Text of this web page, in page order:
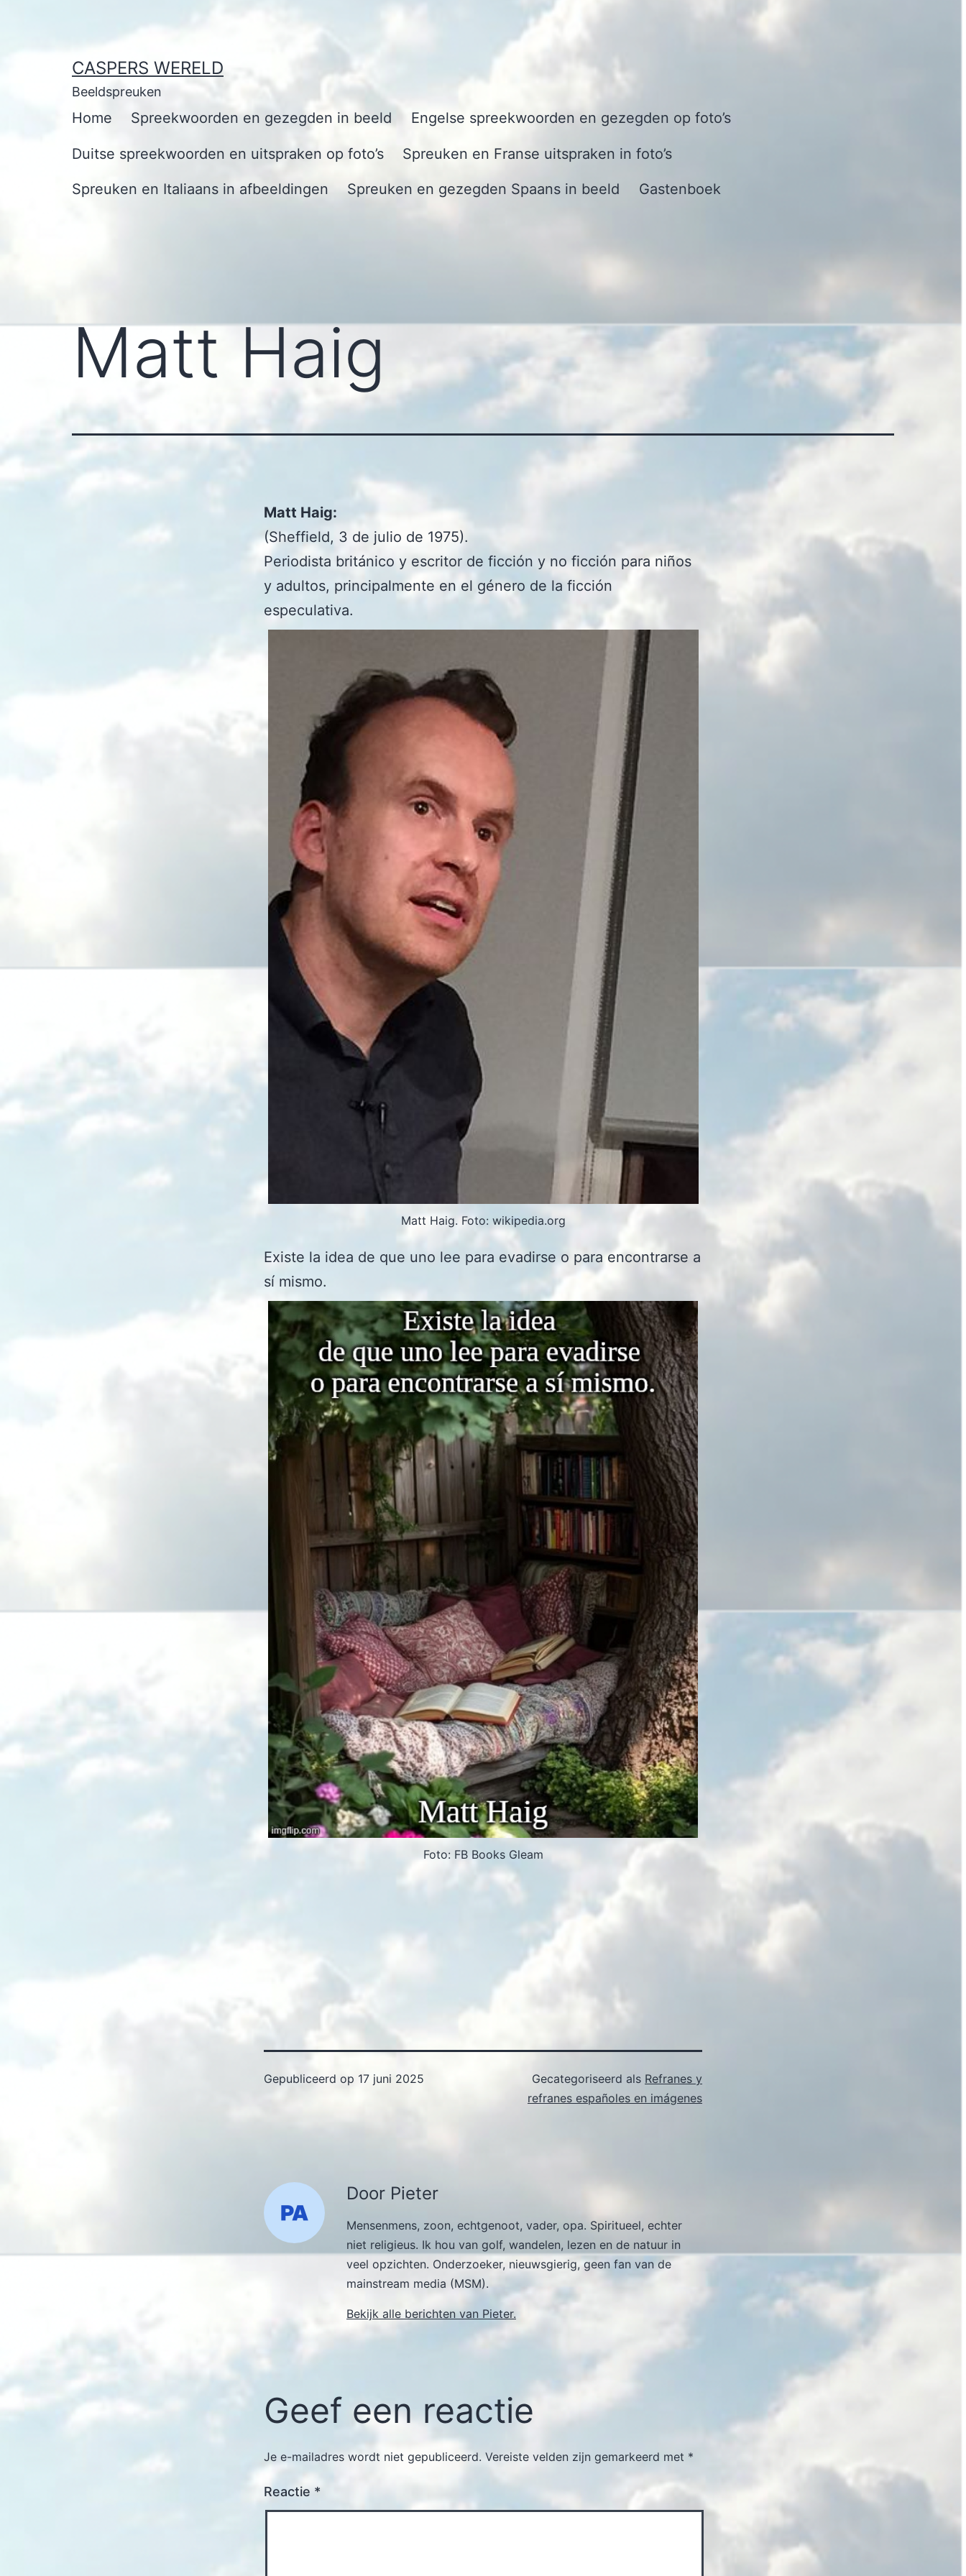
CASPERS WERELD
Beeldspreuken
Home Spreekwoorden en gezegden in beeld Engelse spreekwoorden en gezegden op foto’s
Duitse spreekwoorden en uitspraken op foto’s Spreuken en Franse uitspraken in foto’s
Spreuken en Italiaans in afbeeldingen Spreuken en gezegden Spaans in beeld Gastenboek
Matt Haig
Matt Haig:
(Sheffield, 3 de julio de 1975).
Periodista británico y escritor de ficción y no ficción para niños
y adultos, principalmente en el género de la ficción
especulativa.
Matt Haig. Foto: wikipedia.org
Existe la idea de que uno lee para evadirse o para encontrarse a
sí mismo.
Foto: FB Books Gleam
Gepubliceerd op 17 juni 2025 Gecategoriseerd als Refranes y
refranes españoles en imágenes
Door Pieter
Mensenmens, zoon, echtgenoot, vader, opa. Spiritueel, echter
niet religieus. Ik hou van golf, wandelen, lezen en de natuur in
veel opzichten. Onderzoeker, nieuwsgierig, geen fan van de
mainstream media (MSM).
Bekijk alle berichten van Pieter.
Geef een reactie
Je e-mailadres wordt niet gepubliceerd. Vereiste velden zijn gemarkeerd met *
Reactie *